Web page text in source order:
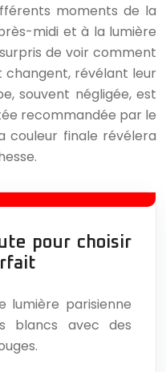
moments de la
midi et à la lumière
de voir comment
changent, révélant leur
souvent négligée, est
recommandée par le
couleur finale révélera
pour choisir
lumière parisienne
blancs avec des